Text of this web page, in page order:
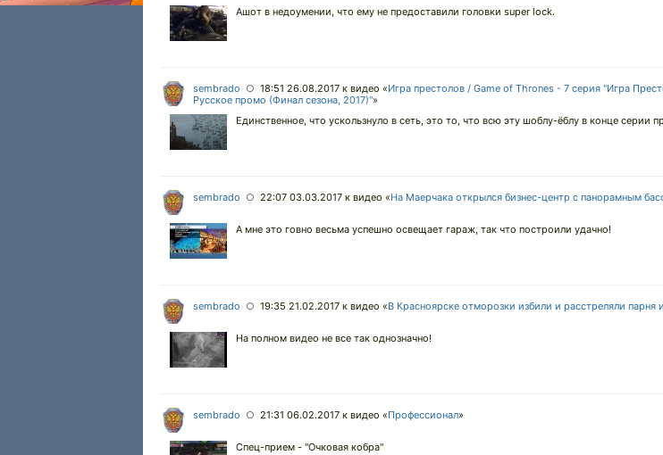
Ашот в недоумении, что ему не предоставили головки super lock.
sembrado ○ 18:51 26.08.2017 к видео «Игра престолов / Game of Thrones - 7 серия "Игра
Русское промо (Финал сезона, 2017)"»
Единственное, что ускользнуло в сеть, это то, что всю эту шоблу-ёблу в конце серии
sembrado ○ 22:07 03.03.2017 к видео «На Маерчака открылся бизнес-центр с панорамным
А мне это говно весьма успешно освещает гараж, так что построили удачно!
sembrado ○ 19:35 21.02.2017 к видео «В Красноярске отморозки избили и расстреляли парня
На полном видео не все так однозначно!
sembrado ○ 21:31 06.02.2017 к видео «Профессионал»
Спец-прием - "Очковая кобра"